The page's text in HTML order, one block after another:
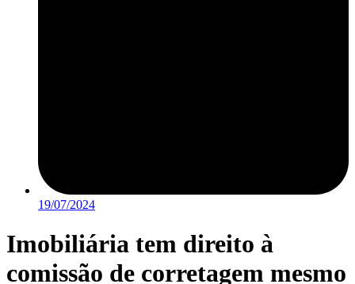
19/07/2024
Imobiliária tem direito à
comissão de corretagem mesmo